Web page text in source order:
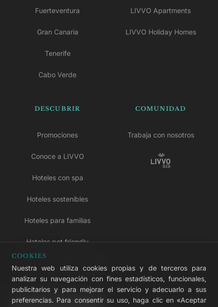
Fuerteventura
Gran Canaria
Tenerife
Cabo Verde
LIVVO Apartments
LIVVO Holiday Homes
DESCUBRIR
Promociones
Conoce a LIVVO
Hoteles con spa
Hoteles sostenibles
Hoteles para familias
Hoteles pet friendly
Hoteles todo incluido
COMUNIDAD
Trabaja con nosotros
COOKIES
Nuestra web utiliza cookies propias y de terceros para
analizar su navegación con fines estadísticos, funcionales,
publicitarios y para mejorar el servicio y adecuarlo a sus
preferencias. Para consentir su uso, haga clic en «Aceptar